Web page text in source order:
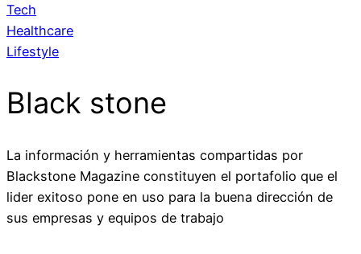
Tech
Healthcare
Lifestyle
Black stone
La información y herramientas compartidas por
Blackstone Magazine constituyen el portafolio que el
lider exitoso pone en uso para la buena dirección de
sus empresas y equipos de trabajo